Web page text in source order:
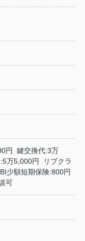
円 鍵交換代:3万
万5,000円 リブクラ
少額短期保険:800円
可